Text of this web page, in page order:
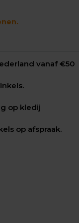
vanaf €50
op kledij
op afspraak.